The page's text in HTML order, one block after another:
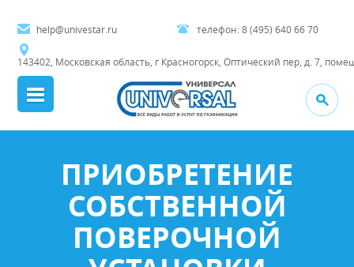
help@univestar.ru
143402, Московская область, г Красногорск, Оптический пер, д. 7,
телефон: 8 (495) 640 66 70
ПРИОБРЕТЕНИЕ
СОБСТВЕННОЙ
ПОВЕРОЧНОЙ